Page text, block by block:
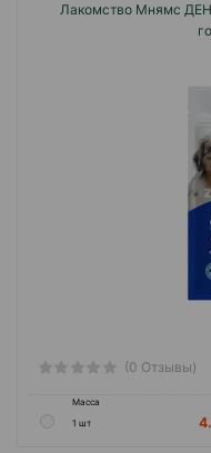
Лакомство Мнямс
(0 Отзывы)
Масса
1 шт